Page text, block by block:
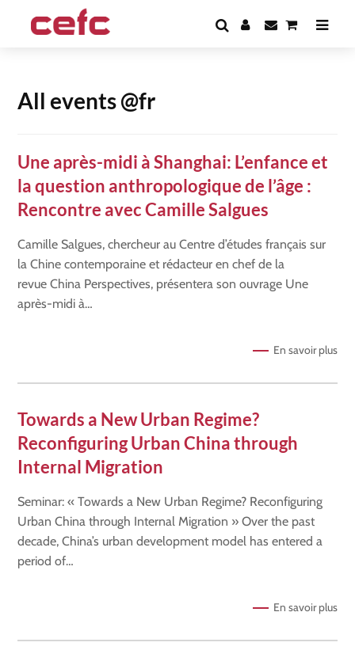
All events @fr
Une après-midi à Shanghai: L’enfance et
la question anthropologique de l’âge :
Rencontre avec Camille Salgues
Camille Salgues, chercheur au Centre d’études français sur
la Chine contemporaine et rédacteur en chef de la
revue China Perspectives, présentera son ouvrage Une
après-midi à…
En savoir plus
Towards a New Urban Regime?
Reconfiguring Urban China through
Internal Migration
Seminar: « Towards a New Urban Regime? Reconfiguring
Urban China through Internal Migration » Over the past
decade, China’s urban development model has entered a
period of…
En savoir plus